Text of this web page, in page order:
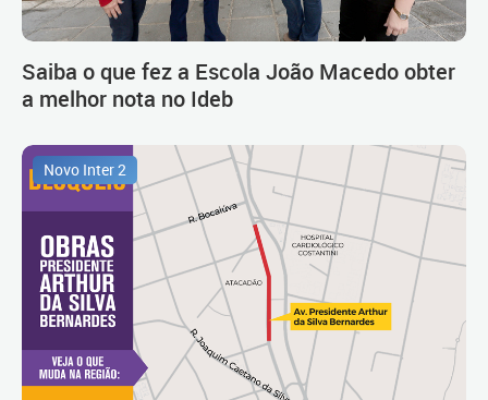
Saiba o que fez a Escola João Macedo obter
a melhor nota no Ideb
Novo Inter 2